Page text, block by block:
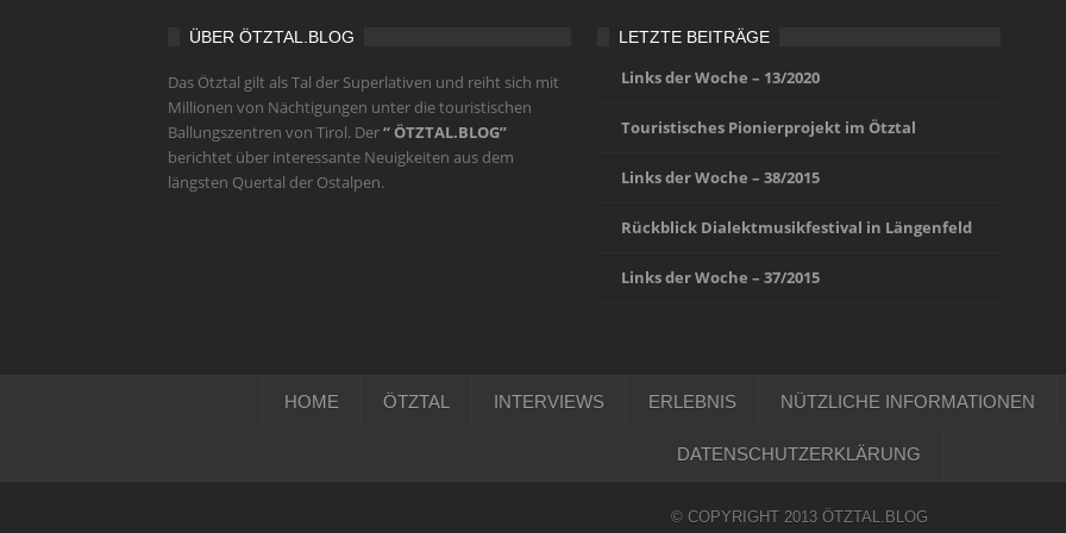
ÜBER ÖTZTAL.BLOG
Das Ötztal gilt als Tal der Superlativen und reiht sich mit
Millionen von Nächtigungen unter die touristischen
Ballungszentren von Tirol. Der“ ÖTZTAL.BLOG”
berichtet über interessante Neuigkeiten aus dem
längsten Quertal der Ostalpen.
LETZTE BEITRÄGE
Links der Woche – 13/2020
Touristisches Pionierprojekt im Ötztal
Links der Woche – 38/2015
Rückblick Dialektmusikfestival in Längenfeld
Links der Woche – 37/2015
HOME ÖTZTAL INTERVIEWS ERLEBNIS NÜTZLICHE INFORMATIONEN
DATENSCHUTZERKLÄRUNG
© COPYRIGHT 2013 ÖTZTAL.BLOG